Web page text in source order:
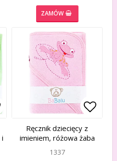
ZAMÓW
to list of favorites
to list of favorites
i
Add
Add
Ręcznik dziecięcy z
imieniem, różowa żaba
1337